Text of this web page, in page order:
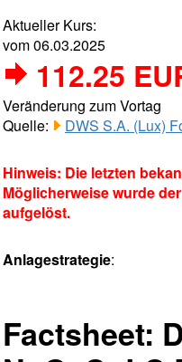
Aktueller Kurs:
vom 06.03.2025
112.25
Veränderung zum Vortag
Quelle:
DWS S.A. (Lux)
Hinweis: Die letzten
Möglicherweise wurde
aufgelöst.
Anlagestrategie:
Factsheet: